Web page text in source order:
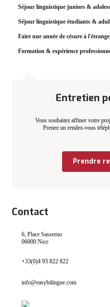
Séjour linguistique juniors &
Séjour linguistique étudiants &
Faire une année de césure à
Formation & expérience
Entretien
Vous souhaitez affiner votre
Prenez un rendez-vous
Prendre
Contact
6, Place Sasserno
06000 Nice
+33(0)4 93 822 822
info@easybilingue.com